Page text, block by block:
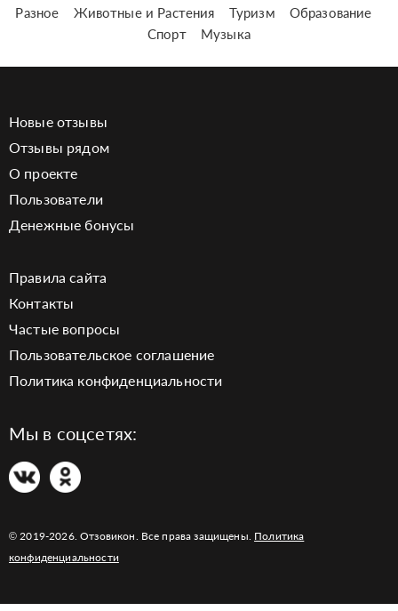
Разное
Животные и Растения Туризм
Образование
Спорт
Музыка
Новые отзывы
Отзывы рядом
О проекте
Пользователи
Денежные бонусы
Правила сайта
Контакты
Частые вопросы
Пользовательское соглашение
Политика конфиденциальности
Мы в соцсетях:
© 2019-2026. Отзовикон. Все права защищены. Политика
конфиденциальности